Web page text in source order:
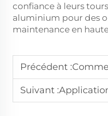
confiance à leurs
aluminium pour des
maintenance en
Précédent :Comment les
Suivant :Applications des treillis en